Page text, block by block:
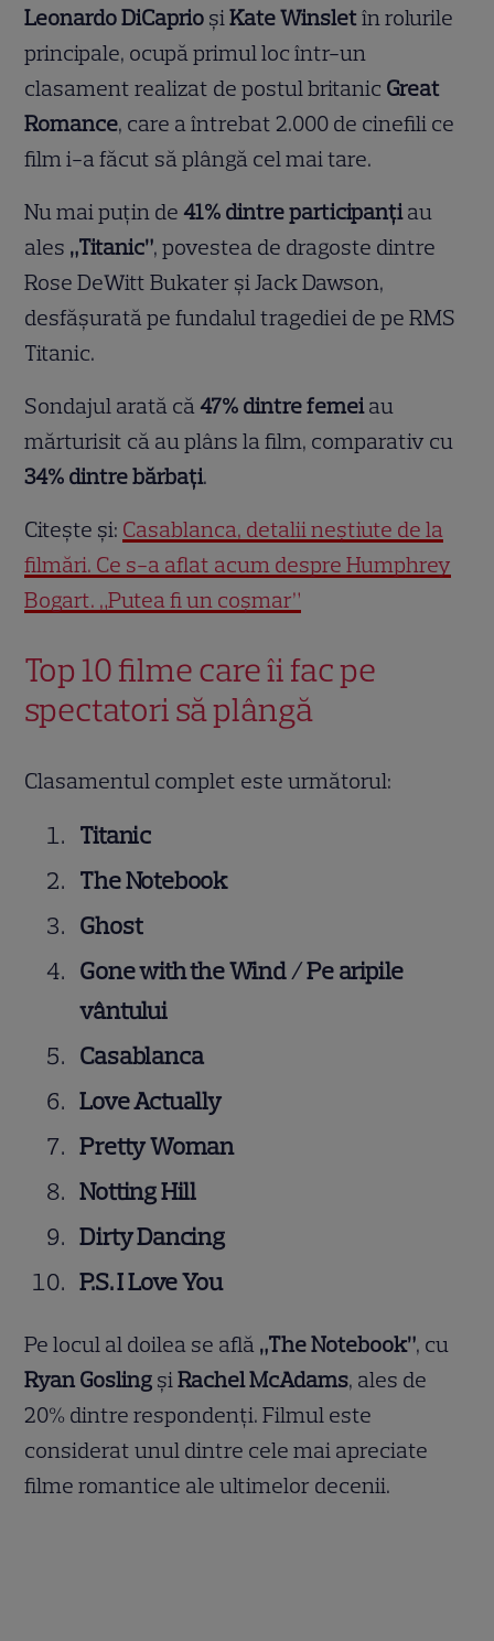
Leonardo DiCaprio șiKate Winsletîn rolurile
principale, ocupă primul loc într-un
clasament realizat de postul britanic Great
Romance, care a întrebat 2.000 de cinefili ce
film i-a făcut să plângă cel mai tare.
Nu mai puțin de 41% dintre participanțiau
ales „Titanic”, povestea de dragoste dintre
Rose DeWitt Bukater și Jack Dawson,
desfășurată pe fundalul tragediei de pe RMS
Titanic.
Sondajul arată că 47% dintre femeiau
mărturisit că au plâns la film, comparativ cu
34% dintre bărbați.
Citește și: Casablanca, detalii neștiute de la
filmări. Ce s-a aflat acum despre Humphrey
Bogart. „Putea fi un coșmar”
Top 10 filme care îi fac pe
spectatori să plângă
Clasamentul complet este următorul:
Titanic
The Notebook
Ghost
Gone with the Wind / Pe aripile
vântului
Casablanca
Love Actually
Pretty Woman
Notting Hill
Dirty Dancing
P.S. I Love You
Pe locul al doilea se află „The Notebook”, cu
Ryan Gosling șiRachel McAdams, ales de
20% dintre respondenți. Filmul este
considerat unul dintre cele mai apreciate
filme romantice ale ultimelor decenii.